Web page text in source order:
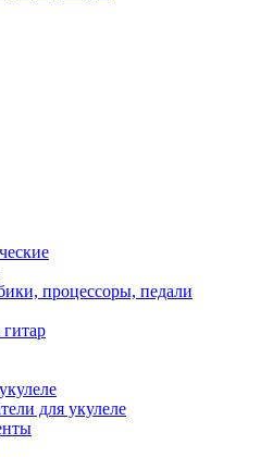
процессоры, педали
для укулеле